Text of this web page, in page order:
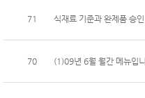
71 식재료 기준과 완제품 승
70 09년 6월 월간 메뉴입
(1)